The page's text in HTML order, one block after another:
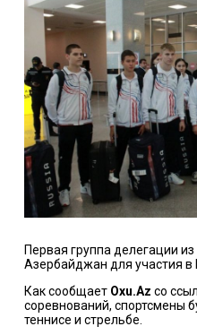
Первая группа делегации
Азербайджан для участия в
Как сообщает Oxu.Az со
соревнований, спортсмены
теннисе и стрельбе.